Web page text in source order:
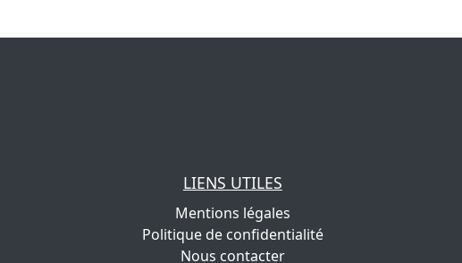
LIENS UTILES
Mentions légales
Politique de confidentialité
Nous contacter